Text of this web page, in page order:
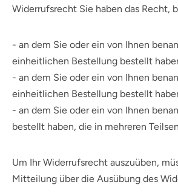
Widerrufsrecht Sie haben das Recht,
- an dem Sie oder ein von Ihnen
einheitlichen Bestellung bestellt
- an dem Sie oder ein von Ihnen
einheitlichen Bestellung bestellt
- an dem Sie oder ein von Ihnen
bestellt haben, die in mehreren
Um Ihr Widerrufsrecht auszuüben,
Mitteilung über die Ausübung des